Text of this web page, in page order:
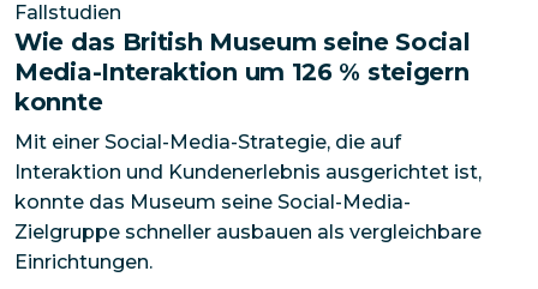
Fallstudien
Wie das British Museum seine Social
Media-Interaktion um 126 % steigern
konnte
Mit einer Social-Media-Strategie, die auf
Interaktion und Kundenerlebnis ausgerichtet ist,
konnte das Museum seine Social-Media-
Zielgruppe schneller ausbauen als vergleichbare
Einrichtungen.